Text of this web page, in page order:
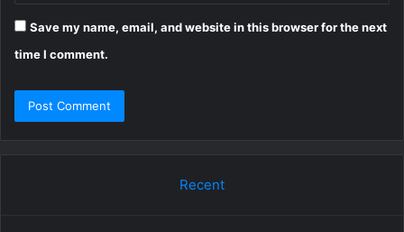
Save my name, email, and website in this browser for the next
time I comment.
Recent